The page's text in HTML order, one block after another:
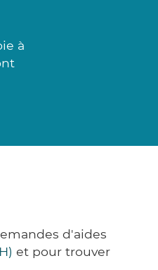
à
d'aides
et pour trouver